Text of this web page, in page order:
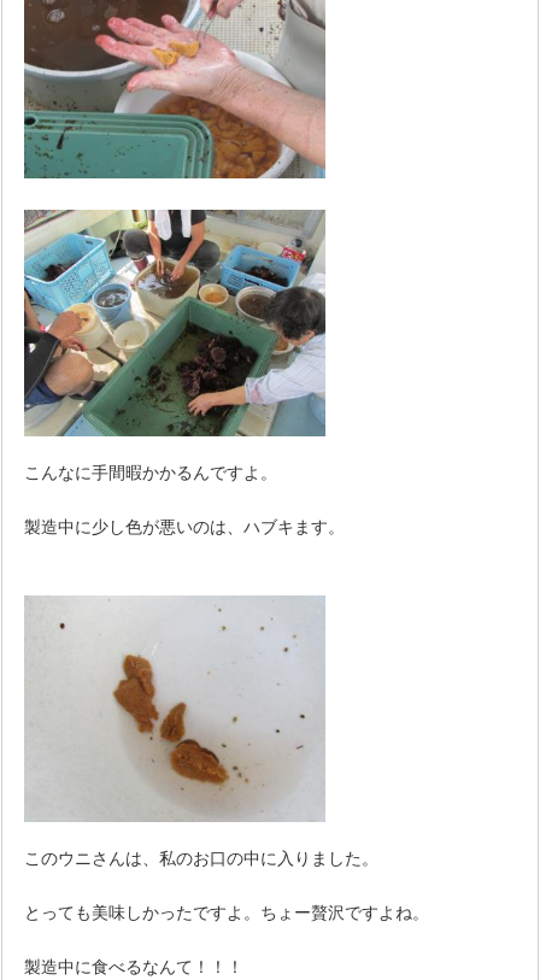
こんなに手間暇かかるんですよ。
製造中に少し色が悪いのは、ハブキます。
このウニさんは、私のお口の中に入りました。
とっても美味しかったですよ。ちょー贅沢ですよね。
製造中に食べるなんて！！！